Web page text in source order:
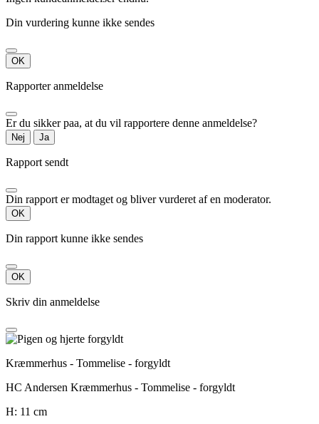
Din vurdering kunne ikke sendes
OK
Rapporter anmeldelse
Er du sikker paa, at du vil rapportere denne anmeldelse?
Nej Ja
Rapport sendt
Din rapport er modtaget og bliver vurderet af en moderator.
OK
Din rapport kunne ikke sendes
OK
Skriv din anmeldelse
Kræmmerhus - Tommelise - forgyldt
HC Andersen Kræmmerhus - Tommelise - forgyldt
H: 11 cm